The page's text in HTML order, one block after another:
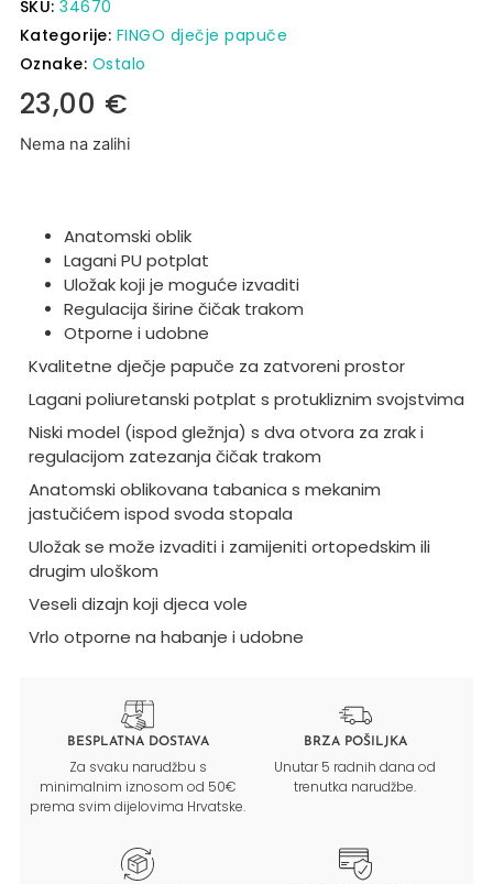
SKU:34670
Kategorije: FINGO dječje papuče
Oznake: Ostalo
23,00 €
Nema na zalihi
Anatomski oblik
Lagani PU potplat
Uložak koji je moguće izvaditi
Regulacija širine čičak trakom
Otporne i udobne
Kvalitetne dječje papuče za zatvoreni prostor
Lagani poliuretanski potplat s protukliznim svojstvima
Niski model (ispod gležnja) s dva otvora za zrak i
regulacijom zatezanja čičak trakom
Anatomski oblikovana tabanica s mekanim
jastučićem ispod svoda stopala
Uložak se može izvaditi i zamijeniti ortopedskim ili
drugim uloškom
Veseli dizajn koji djeca vole
Vrlo otporne na habanje i udobne
BESPLATNA DOSTAVA
Za svaku narudžbu s
minimalnim iznosom od 50€
prema svim dijelovima Hrvatske.
BRZA POŠILJKA
Unutar 5 radnih dana od
trenutka narudžbe.